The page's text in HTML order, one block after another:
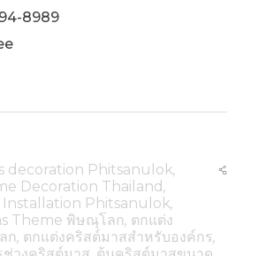
8989
decoration Phitsanulok,
Decoration Thailand,
Installation Phitsanulok,
Theme พิษณุโลก, ตกแต่ง
ก, ตกแต่งคริสต์มาสสำหรับองค์กร,